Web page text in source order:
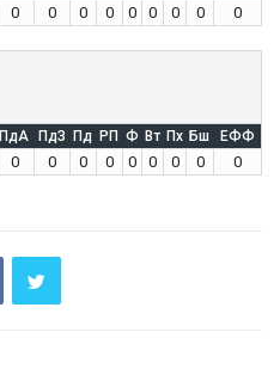
0 0 0 0 0 0 0 0 0
ПдА ПдЗ Пд РП Ф Вт Пх Бш ЕФФ
0 0 0 0 0 0 0 0 0